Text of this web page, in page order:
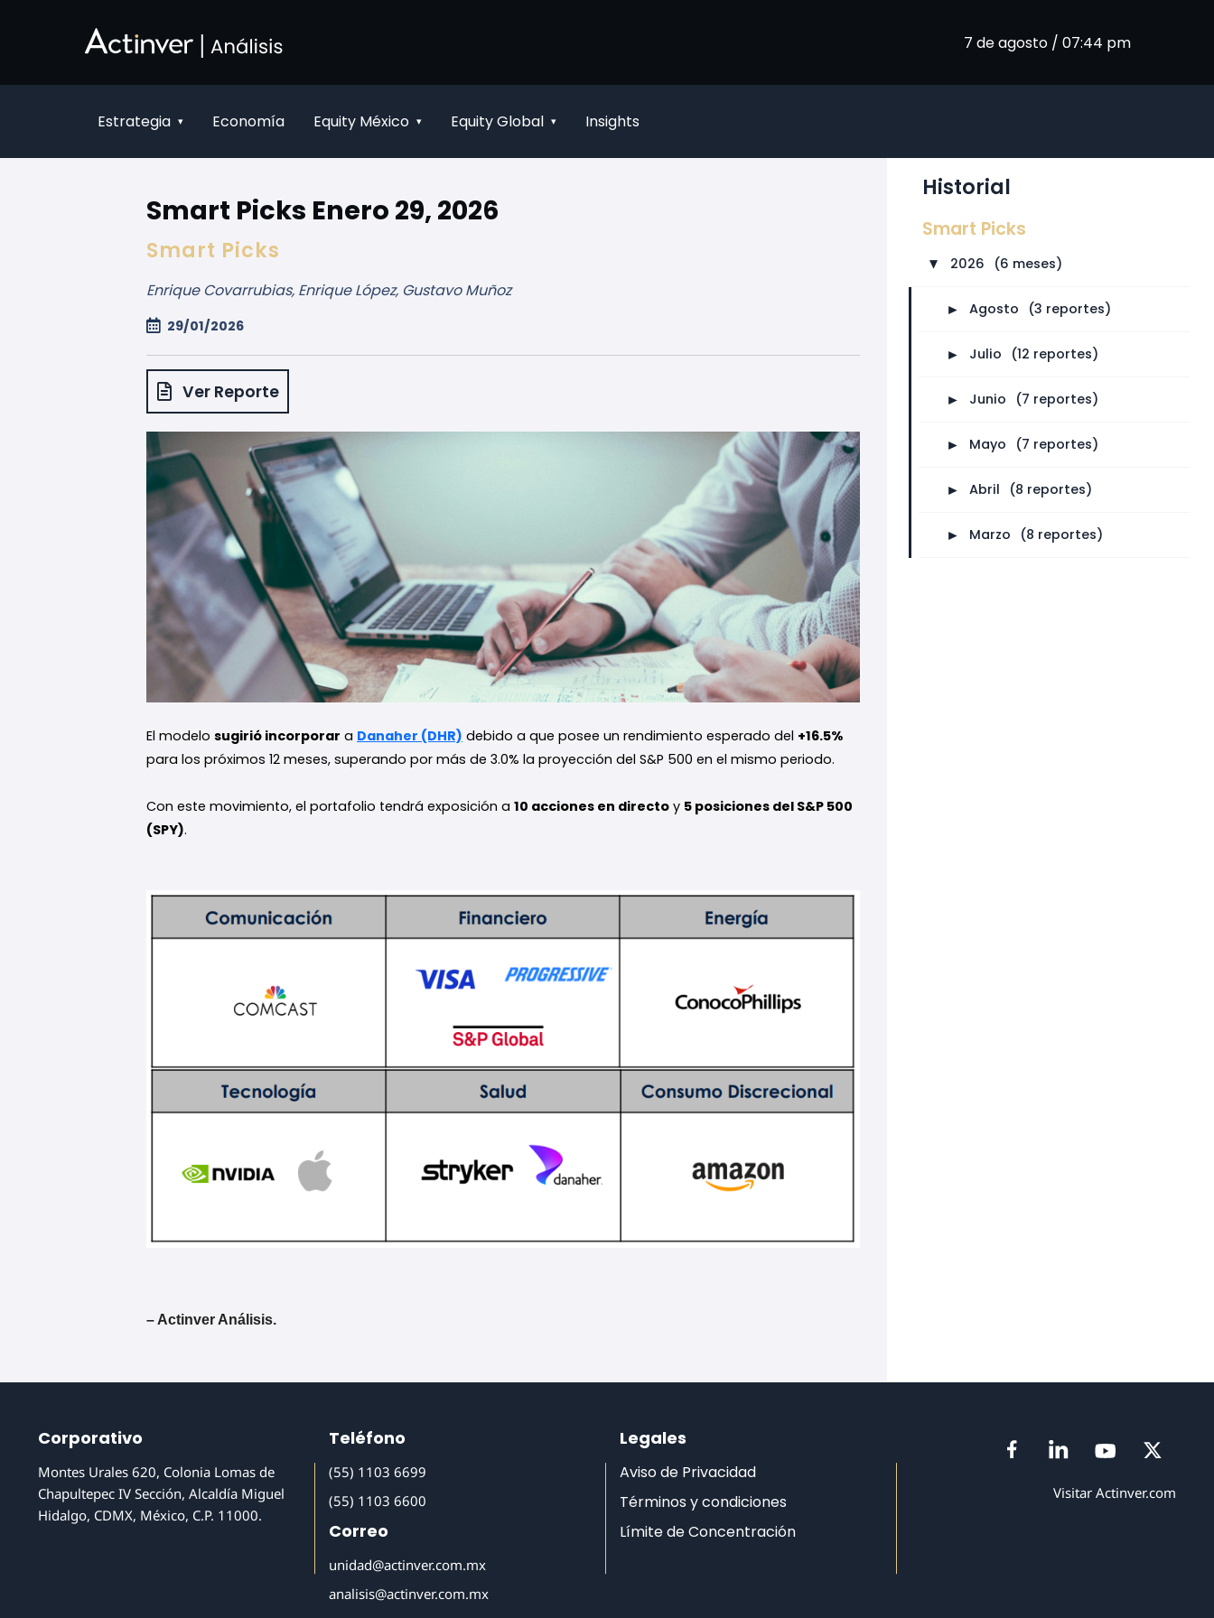
7 de agosto / 07:44 pm
Estrategia ▾ Economía Equity México ▾ Equity Global ▾ Insights
Smart Picks Enero 29, 2026
Smart Picks
Enrique Covarrubias, Enrique López, Gustavo Muñoz
29/01/2026
Ver Reporte
El modelo sugirió incorporar a Danaher (DHR) debido a que posee un rendimiento esperado del +16.5%
para los próximos 12 meses, superando por más de 3.0% la proyección del S&P 500 en el mismo periodo.
Con este movimiento, el portafolio tendrá exposición a 10 acciones en directo y 5 posiciones del S&P 500
(SPY).
– Actinver Análisis.
Historial
Smart Picks
► 2026 (6 meses)
► Agosto (3 reportes)
► Julio (12 reportes)
► Junio (7 reportes)
► Mayo (7 reportes)
► Abril (8 reportes)
► Marzo (8 reportes)
Corporativo
Montes Urales 620, Colonia Lomas de
Chapultepec IV Sección, Alcaldía Miguel
Hidalgo, CDMX, México, C.P. 11000.
Teléfono
(55) 1103 6699
(55) 1103 6600
Correo
unidad@actinver.com.mx
analisis@actinver.com.mx
Legales
Aviso de Privacidad
Términos y condiciones
Límite de Concentración
Visitar Actinver.com